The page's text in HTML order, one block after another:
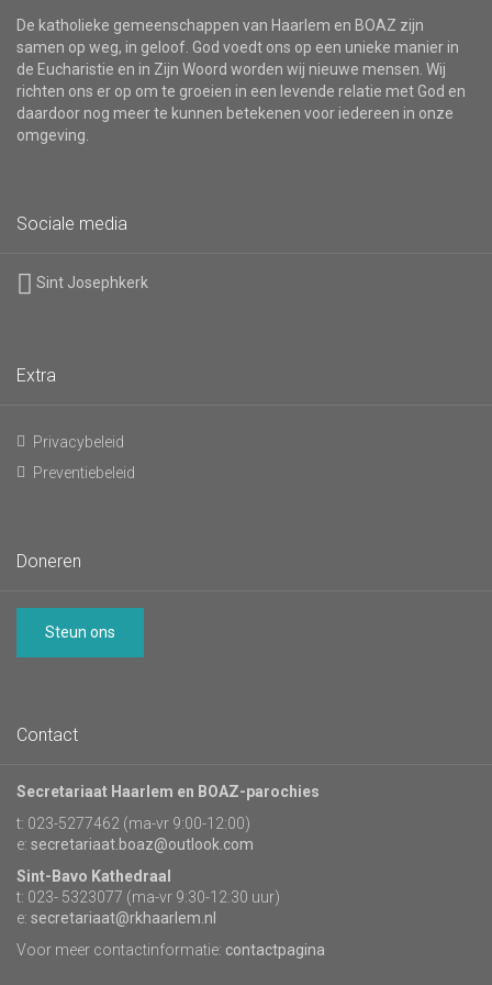
De katholieke gemeenschappen van Haarlem en BOAZ zijn
samen op weg, in geloof. God voedt ons op een unieke manier in
de Eucharistie en in Zijn Woord worden wij nieuwe mensen. Wij
richten ons er op om te groeien in een levende relatie met God en
daardoor nog meer te kunnen betekenen voor iedereen in onze
omgeving.
Sociale media
Sint Josephkerk
Extra
Privacybeleid
Preventiebeleid
Doneren
Steun ons
Contact
Secretariaat Haarlem en BOAZ-parochies
t: 023-5277462 (ma-vr 9:00-12:00)
e: secretariaat.boaz@outlook.com
Sint-Bavo Kathedraal
t: 023- 5323077 (ma-vr 9:30-12:30 uur)
e: secretariaat@rkhaarlem.nl
Voor meer contactinformatie: contactpagina